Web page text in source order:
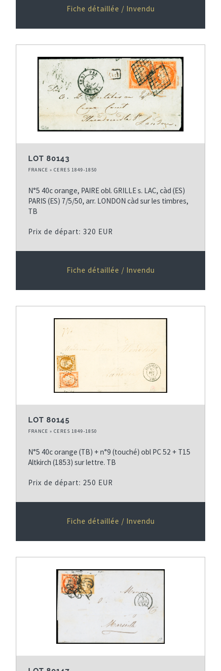
Fiche détaillée / Invendu
LOT 80143
FRANCE » CERES 1849-1850
N°5 40c orange, PAIRE obl. GRILLE s. LAC, càd (ES)
PARIS (ES) 7/5/50, arr. LONDON càd sur les timbres,
TB
Prix de départ: 320 EUR
Fiche détaillée / Invendu
LOT 80145
FRANCE » CERES 1849-1850
N°5 40c orange (TB) + n°9 (touché) obl PC 52 + T15
Altkirch (1853) sur lettre. TB
Prix de départ: 250 EUR
Fiche détaillée / Invendu